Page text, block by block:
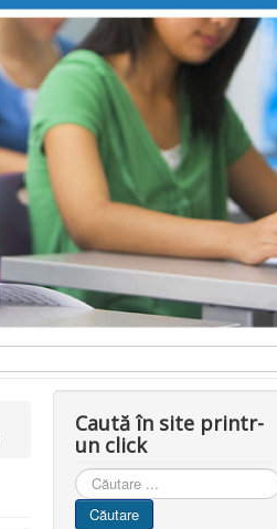
Caută în site printr-
un click
Cauta
in
site
Căutare